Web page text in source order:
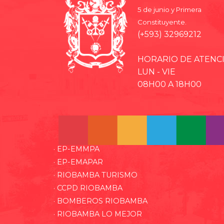
5 de junio y Primera
Constituyente.
(+593) 32969212
HORARIO DE
LUN - VIE
08H00 A 18H00
· EP-EMMPA
· EP-EMAPAR
· RIOBAMBA TURISMO
· CCPD RIOBAMBA
· BOMBEROS RIOBAMBA
· RIOBAMBA LO MEJOR